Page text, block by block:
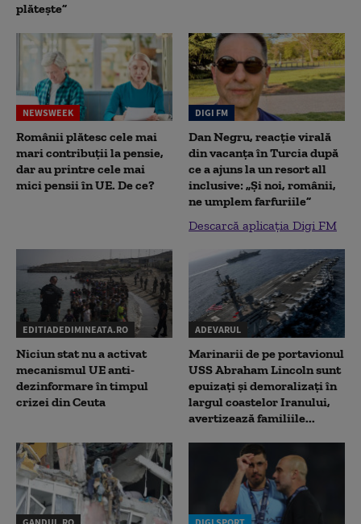
plătește”
NEWSWEEK
Românii plătesc cele mai
mari contribuții la pensie,
dar au printre cele mai
mici pensii în UE. De ce?
DIGI FM
Dan Negru, reacție virală
din vacanța în Turcia după
ce a ajuns la un resort all
inclusive: „Și noi, românii,
ne umplem farfuriile”
Descarcă aplicația Digi FM
EDITIADEDIMINEATA.RO
Niciun stat nu a activat
mecanismul UE anti-
dezinformare în timpul
crizei din Ceuta
ADEVARUL
Marinarii de pe portavionul
USS Abraham Lincoln sunt
epuizați și demoralizați în
largul coastelor Iranului,
avertizează familiile...